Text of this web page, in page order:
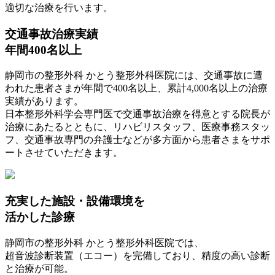
適切な治療を行います。
交通事故治療実績
年間400名以上
静岡市の整形外科 かとう整形外科医院には、交通事故に遭
われた患者さまが年間で400名以上、累計4,000名以上の治療
実績があります。
日本整形外科学会専門医で交通事故治療を得意とする院長が
治療にあたるとともに、リハビリスタッフ、医療事務スタッ
フ、交通事故専門の弁護士などが多方面から患者さまをサポ
ートさせていただきます。
充実した施設・設備環境を
活かした診療
静岡市の整形外科 かとう整形外科医院では、
超音波診断装置（エコー）を完備しており、精度の高い診断
と治療が可能。